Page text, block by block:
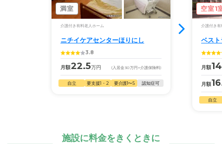
満室
介護付き有料老人ホーム
ニチイケアセンターほりにし
3.8
月額22.5万円 (入居金30万円 +介護保険料)
自立 要支援1・2 要介護1〜5 認知症可
空室1
介護付き有
ベス
月額
月額
自立
施設に料金をきくときに